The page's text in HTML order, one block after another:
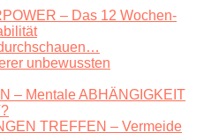
– Das 12 Wochen-
unbewussten
– Mentale ABHÄNGIGKEIT
TREFFEN – Vermeide